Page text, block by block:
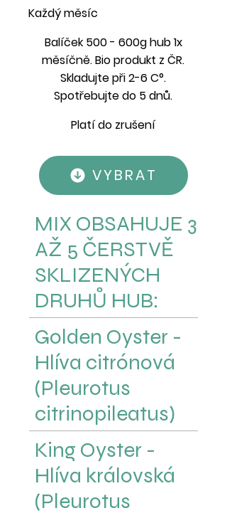
Každý měsíc
Balíček 500 - 600g hub 1x
měsíčně. Bio produkt z ČR.
Skladujte při 2-6 C°.
Spotřebujte do 5 dnů.
Platí do zrušení
VYBRAT
MIX OBSAHUJE 3
AŽ 5 ČERSTVĚ
SKLIZENÝCH
DRUHŮ HUB:
Golden Oyster -
Hlíva citrónová
(Pleurotus
citrinopileatus)
King Oyster -
Hlíva královská
(Pleurotus